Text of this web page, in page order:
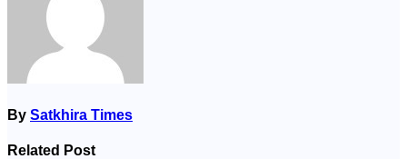
By Satkhira Times
Related Post